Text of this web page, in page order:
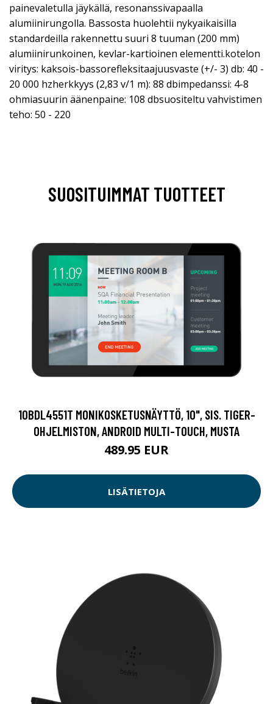
painevaletulla jäykällä, resonanssivapaalla
alumiinirungolla. Bassosta huolehtii nykyaikaisilla
standardeilla rakennettu suuri 8 tuuman (200 mm)
alumiinirunkoinen, kevlar-kartioinen elementti.kotelon
viritys: kaksois-bassorefleksitaajuusvaste (+/- 3) db: 40 -
20 000 hzherkkyys (2,83 v/1 m): 88 dbimpedanssi: 4-8
ohmiasuurin äänenpaine: 108 dbsuositeltu vahvistimen
teho: 50 - 220
SUOSITUIMMAT TUOTTEET
10BDL4551T MONIKOSKETUSNÄYTTÖ, 10", SIS. TIGER-
OHJELMISTON, ANDROID MULTI-TOUCH, MUSTA
489.95 EUR
LISÄTIETOJA